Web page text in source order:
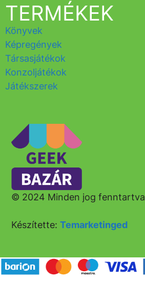
© 2024 Minden jog fenntartva
Készítette:Temarketinged
TERMÉKEK
Könyvek
Képregények
Társasjátékok
Konzoljátékok
Játékszerek